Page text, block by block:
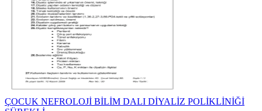
ÇOCUK NEFROLOJİ BİLİM DALI DİYALİZ POLİKLİNİĞİ